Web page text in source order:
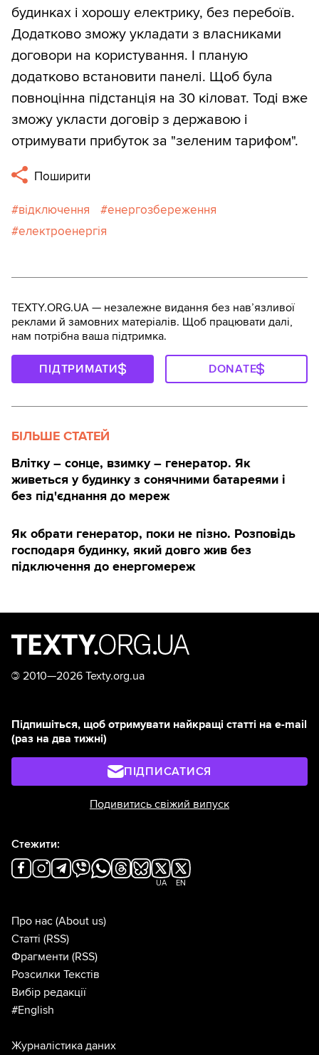
будинках і хорошу електрику, без перебоїв.
Додатково зможу укладати з власниками
договори на користування. І планую
додатково встановити панелі. Щоб була
повноцінна підстанція на 30 кіловат. Тоді вже
зможу укласти договір з державою і
отримувати прибуток за "зеленим тарифом".
Поширити
відключення
енергозбереження
електроенергія
TEXTY.ORG.UA — незалежне видання без навʼязливої
реклами й замовних матеріалів. Щоб працювати далі,
нам потрібна ваша підтримка.
ПІДТРИМАТИ DONATE
БІЛЬШЕ СТАТЕЙ
Влітку – сонце, взимку – генератор. Як
живеться у будинку з сонячними батареями і
без під'єднання до мереж
Як обрати генератор, поки не пізно. Розповідь
господаря будинку, який довго жив без
підключення до енергомереж
© 2010—2026 Texty.org.ua
Підпишіться, щоб отримувати найкращі статті на e-mail
(раз на два тижні)
ПІДПИСАТИСЯ
Подивитись свіжий випуск
Стежити:
UA EN
Про нас (About us)
Статті (RSS)
Фрагменти (RSS)
Розсилки Текстів
Вибір редакції
#English
Журналістика даних